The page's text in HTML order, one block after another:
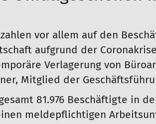
vor allem auf den
aufgrund der
Verlagerung von
Mitglied der
81.976 Beschäftigte in
meldepflichtigen